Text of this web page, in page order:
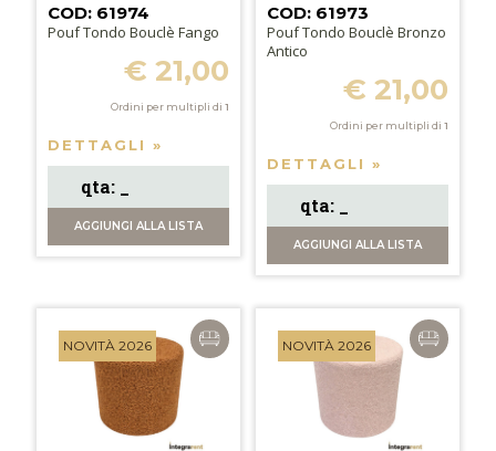
COD: 61974
Pouf Tondo Bouclè Fango
€ 21,00
Ordini per multipli di 1
DETTAGLI »
AGGIUNGIALLA LISTA
COD: 61973
Pouf Tondo Bouclè Bronzo
Antico
€ 21,00
Ordini per multipli di 1
DETTAGLI »
AGGIUNGI ALLA LISTA
NOVITÀ 2026 NOVITÀ 2026